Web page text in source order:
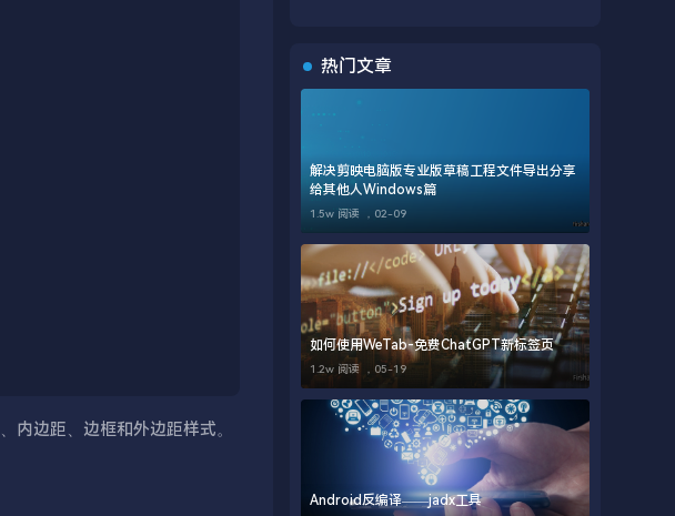
内边距、边框和外边距样式。
热门文章
解决剪映电脑版专业版草稿工程文件导出分享
给其他人Windows篇
1.5w 阅读 ， 02-09
如何使用WeTab-免费ChatGPT新标签页
1.2w 阅读 ， 05-19
Android反编译——jadx工具